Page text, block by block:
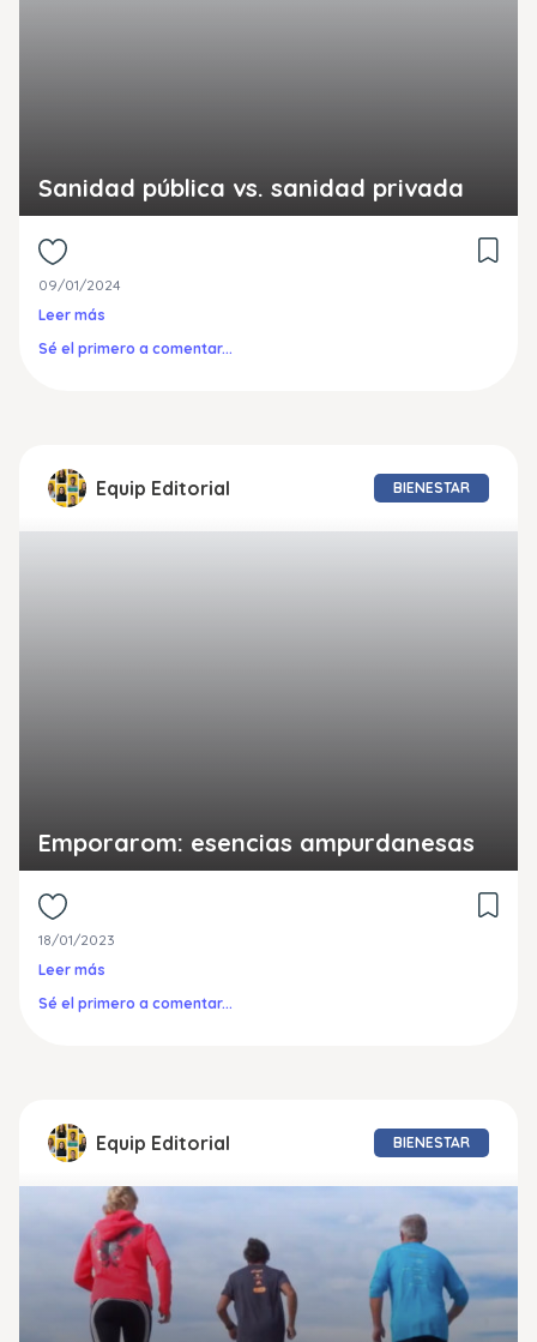
Sanidad pública vs. sanidad privada
09/01/2024
Leer más
Sé el primero a comentar...
Emporarom: esencias ampurdanesas
18/01/2023
Leer más
BIENESTAR
Equip Editorial
Sé el primero a comentar...
BIENESTAR
Equip Editorial